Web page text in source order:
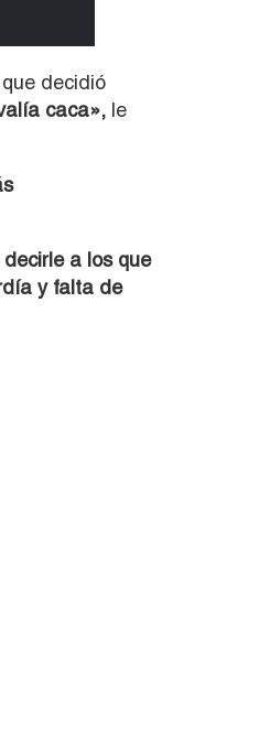
decidió
caca», le
a los que
y falta de